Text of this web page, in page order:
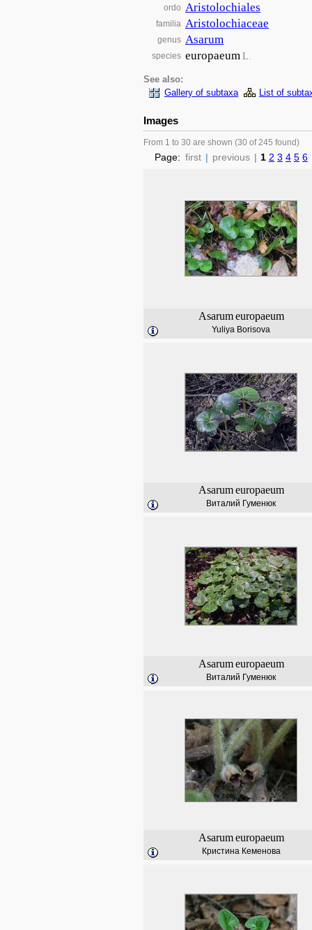
ordo Aristolochiales
familia Aristolochiaceae
genus Asarum
species europaeumL.
See also:
Gallery of subtaxa
List of
Images
From 1 to 30 are shown (30 of 245 found)
Page: first | previous | 1 2 3 4 5 6
Asarum europaeum
Yuliya Borisova
Asarum europaeum
Виталий Гуменюк
Asarum europaeum
Виталий Гуменюк
Asarum europaeum
Кристина Кеменова